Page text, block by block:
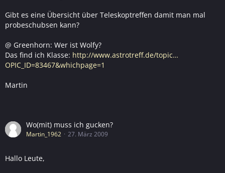
Gibt es eine Übersicht über Teleskoptreffen damit man mal
probeschubsen kann?
@ Greenhorn: Wer ist Wolfy?
Das find ich Klasse: http://www.astrotreff.de/topic…
OPIC_ID=83467&whichpage=1
Martin
Wo(mit) muss ich gucken?
Martin_1962 27. März 2009
Hallo Leute,